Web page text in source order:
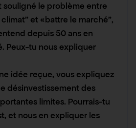
souligné le problème entre
et «battre le marché”,
depuis 50 ans en
Peux-tu nous expliquer
idée reçue, vous expliquez
désinvestissement des
limites. Pourrais-tu
et nous en expliquer les